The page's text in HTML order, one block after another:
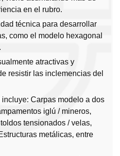
en el rubro.
técnica para desarrollar
como el modelo hexagonal
atractivas y
resistir las inclemencias del
Carpas modelo a dos
iglú / mineros,
tensionados / velas,
metálicas, entre